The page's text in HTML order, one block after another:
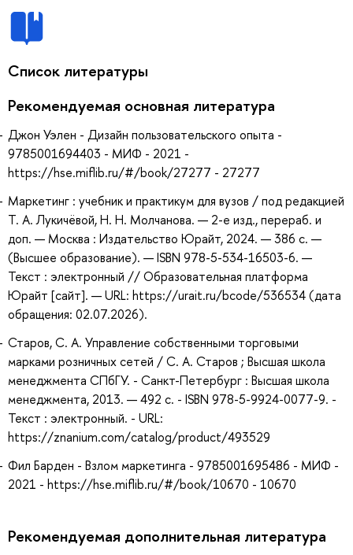
Список литературы
Рекомендуемая основная литература
Джон Уэлен - Дизайн пользовательского опыта -
9785001694403 - МИФ - 2021 -
https://hse.miflib.ru/#/book/27277 - 27277
Маркетинг : учебник и практикум для вузов / под редакцией
Т. А. Лукичёвой, Н. Н. Молчанова. — 2-е изд., перераб. и
доп. — Москва : Издательство Юрайт, 2024. — 386 с. —
(Высшее образование). — ISBN 978-5-534-16503-6. —
Текст : электронный // Образовательная платформа
Юрайт [сайт]. — URL: https://urait.ru/bcode/536534 (дата
обращения: 02.07.2026).
Старов, С. А. Управление собственными торговыми
марками розничных сетей / С. А. Старов ; Высшая школа
менеджмента СПбГУ. - Санкт-Петербург : Высшая школа
менеджмента, 2013. — 492 с. - ISBN 978-5-9924-0077-9. -
Текст : электронный. - URL:
https://znanium.com/catalog/product/493529
Фил Барден - Взлом маркетинга - 9785001695486 - МИФ -
2021 - https://hse.miflib.ru/#/book/10670 - 10670
Рекомендуемая дополнительная литература